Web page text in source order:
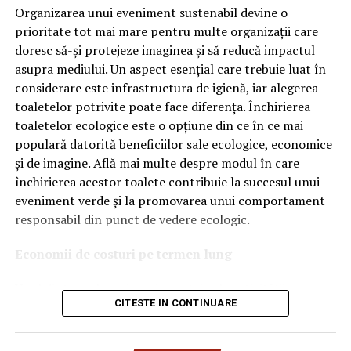
tehnologiile proprii și pentru numărul mare de aprobări
OEM.
Ce înseamnă Ravenol VMP?
DenumireaVMPidentifică o gamă de uleiuri dezvoltate
pentru motoare moderne care necesită performanțe
ridicate și compatibilitate cu numeroase specificații ale
constructorilor auto.
Acest produs este destinat în special motoarelor
moderne pe benzină și diesel, inclusiv celor echipate cu:
catalizatoare moderne;
sisteme Start-Stop.
Organizarea unui eveniment sustenabil devine o
prioritate tot mai mare pentru multe organizații care
doresc să-și protejeze imaginea și să reducă impactul
asupra mediului. Un aspect esențial care trebuie luat în
considerare este infrastructura de igienă, iar alegerea
toaletelor potrivite poate face diferența. Închirierea
toaletelor ecologice este o opțiune din ce în ce mai
populară datorită beneficiilor sale ecologice, economice
și de imagine. Află mai multe despre modul în care
închirierea acestor toalete contribuie la succesul unui
eveniment verde și la promovarea unui comportament
responsabil din punct de vedere ecologic.
Economii de costuri pe termen lung
Unul dintre cele mai mari avantaje ale activității
închiriere toalete ecologiceeste economia de costuri.
termen lung, aceasta este o opțiune mai rentabilă decât
CITESTE IN CONTINUARE